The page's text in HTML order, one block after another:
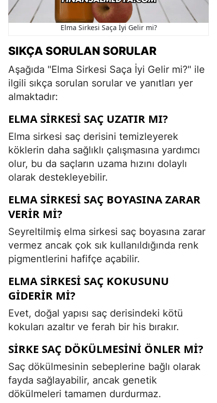
Elma Sirkesi Saça İyi Gelir mi?
SIKÇA SORULAN SORULAR
Aşağıda "Elma Sirkesi Saça İyi Gelir mi?" ile
ilgili sıkça sorulan sorular ve yanıtları yer
almaktadır:
ELMA SIRKESI SAÇ UZATIR MI?
Elma sirkesi saç derisini temizleyerek
köklerin daha sağlıklı çalışmasına yardımcı
olur, bu da saçların uzama hızını dolaylı
olarak destekleyebilir.
ELMA SIRKESI SAÇ BOYASINA ZARAR
VERIR MI?
Seyreltilmiş elma sirkesi saç boyasına zarar
vermez ancak çok sık kullanıldığında renk
pigmentlerini hafifçe açabilir.
ELMA SIRKESI SAÇ KOKUSUNU
GIDERIR MI?
Evet, doğal yapısı saç derisindeki kötü
kokuları azaltır ve ferah bir his bırakır.
SIRKE SAÇ DÖKÜLMESINI ÖNLER MI?
Saç dökülmesinin sebeplerine bağlı olarak
fayda sağlayabilir, ancak genetik
dökülmeleri tamamen durdurmaz.